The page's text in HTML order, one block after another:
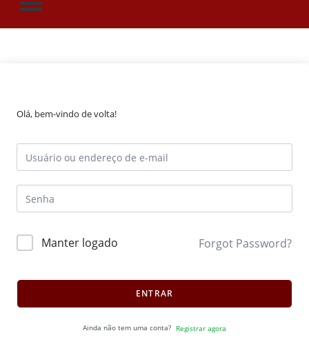
Olá, bem-vindo de volta!
Manter logado Forgot Password?
ENTRAR
Ainda não tem uma conta? Registrar agora